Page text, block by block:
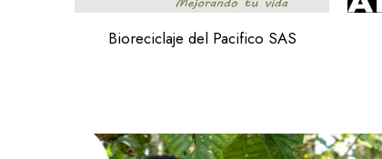
Bioreciclaje del Pacifico SAS